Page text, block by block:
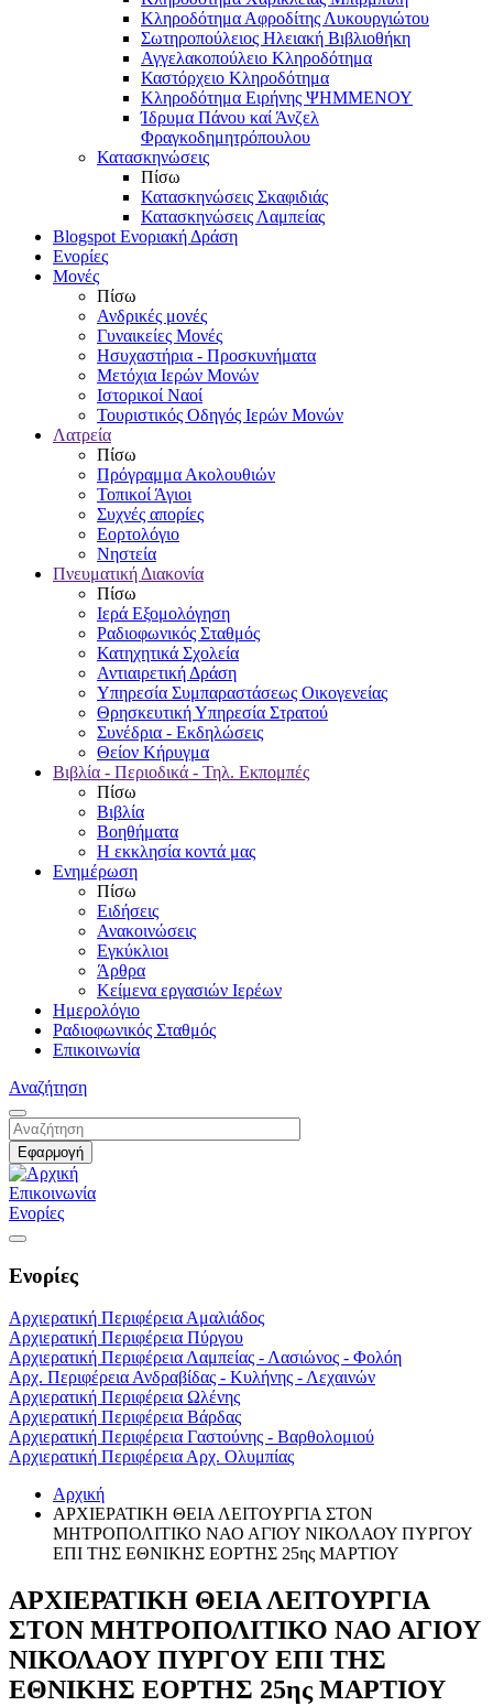
Κληροδότημα Αφροδίτης Λυκουργιώτου
Σωτηροπούλειος Ηλειακή Βιβλιοθήκη
Αγγελακοπούλειο Κληροδότημα
Καστόρχειο Κληροδότημα
Κληροδότημα Ειρήνης ΨΗΜΜΕΝΟΥ
Ίδρυμα Πάνου καί Άνζελ
Φραγκοδημητρόπουλου
Κατασκηνώσεις
Πίσω
Κατασκηνώσεις Σκαφιδιάς
Κατασκηνώσεις Λαμπείας
Blogspot Ενοριακή Δράση
Ενορίες
Μονές
Πίσω
Ανδρικές μονές
Γυναικείες Μονές
Ησυχαστήρια - Προσκυνήματα
Μετόχια Ιερών Μονών
Ιστορικοί Ναοί
Τουριστικός Οδηγός Ιερών Μονών
Λατρεία
Πίσω
Πρόγραμμα Ακολουθιών
Τοπικοί Άγιοι
Συχνές απορίες
Εορτολόγιο
Νηστεία
Πνευματική Διακονία
Πίσω
Ιερά Εξομολόγηση
Ραδιοφωνικός Σταθμός
Κατηχητικά Σχολεία
Αντιαιρετική Δράση
Υπηρεσία Συμπαραστάσεως Οικογενείας
Θρησκευτική Υπηρεσία Στρατού
Συνέδρια - Εκδηλώσεις
Θείον Κήρυγμα
Βιβλία - Περιοδικά - Τηλ. Εκπομπές
Πίσω
Βιβλία
Βοηθήματα
Η εκκλησία κοντά μας
Ενημέρωση
Πίσω
Ειδήσεις
Ανακοινώσεις
Εγκύκλιοι
Άρθρα
Κείμενα εργασιών Ιερέων
Ημερολόγιο
Ραδιοφωνικός Σταθμός
Επικοινωνία
Αναζήτηση
Επικοινωνία
Ενορίες
Ενορίες
Αρχιερατική Περιφέρεια Αμαλιάδος
Αρχιερατική Περιφέρεια Πύργου
Αρχιερατική Περιφέρεια Λαμπείας - Λασιώνος - Φολόη
Αρχ. Περιφέρεια Ανδραβίδας - Κυλήνης - Λεχαινών
Αρχιερατική Περιφέρεια Ωλένης
Αρχιερατική Περιφέρεια Βάρδας
Αρχιερατική Περιφέρεια Γαστούνης - Βαρθολομιού
Αρχιερατική Περιφέρεια Αρχ. Ολυμπίας
Αρχική
ΑΡΧΙΕΡΑΤΙΚΗ ΘΕΙΑ ΛΕΙΤΟΥΡΓΙΑ ΣΤΟΝ
ΜΗΤΡΟΠΟΛΙΤΙΚΟ ΝΑΟ ΑΓΙΟΥ ΝΙΚΟΛΑΟΥ ΠΥΡΓΟΥ
ΕΠΙ ΤΗΣ ΕΘΝΙΚΗΣ ΕΟΡΤΗΣ 25ης ΜΑΡΤΙΟΥ
ΑΡΧΙΕΡΑΤΙΚΗ ΘΕΙΑ ΛΕΙΤΟΥΡΓΙΑ
ΣΤΟΝ ΜΗΤΡΟΠΟΛΙΤΙΚΟ ΝΑΟ ΑΓΙΟΥ
ΝΙΚΟΛΑΟΥ ΠΥΡΓΟΥ ΕΠΙ ΤΗΣ
ΕΘΝΙΚΗΣ ΕΟΡΤΗΣ 25ης ΜΑΡΤΙΟΥ